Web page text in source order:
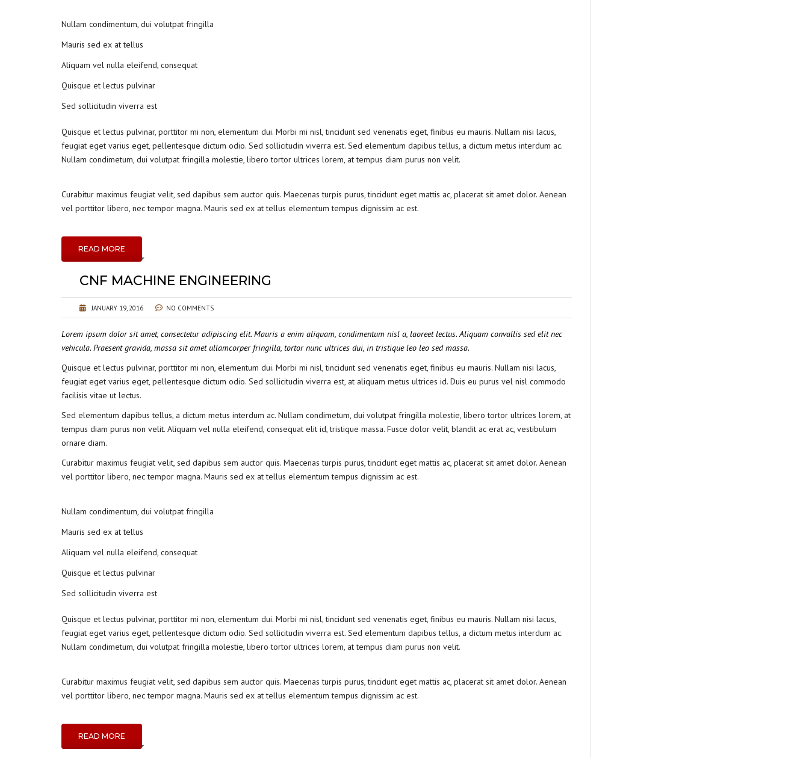
Nullam condimentum, dui volutpat fringilla
Mauris sed ex at tellus
Aliquam vel nulla eleifend, consequat
Quisque et lectus pulvinar
Sed sollicitudin viverra est
Quisque et lectus pulvinar, porttitor mi non, elementum dui. Morbi mi nisl, tincidunt sed venenatis eget, finibus eu mauris. Nullam nisi lacus,
feugiat eget varius eget, pellentesque dictum odio. Sed sollicitudin viverra est. Sed elementum dapibus tellus, a dictum metus interdum ac.
Nullam condimetum, dui volutpat fringilla molestie, libero tortor ultrices lorem, at tempus diam purus non velit.
Curabitur maximus feugiat velit, sed dapibus sem auctor quis. Maecenas turpis purus, tincidunt eget mattis ac, placerat sit amet dolor. Aenean
vel porttitor libero, nec tempor magna. Mauris sed ex at tellus elementum tempus dignissim ac est.
READ MORE
CNF MACHINE ENGINEERING
JANUARY 19, 2016 NO COMMENTS
Lorem ipsum dolor sit amet, consectetur adipiscing elit. Mauris a enim aliquam, condimentum nisl a, laoreet lectus. Aliquam convallis sed elit nec
vehicula. Praesent gravida, massa sit amet ullamcorper fringilla, tortor nunc ultrices dui, in tristique leo leo sed massa.
Quisque et lectus pulvinar, porttitor mi non, elementum dui. Morbi mi nisl, tincidunt sed venenatis eget, finibus eu mauris. Nullam nisi lacus,
feugiat eget varius eget, pellentesque dictum odio. Sed sollicitudin viverra est, at aliquam metus ultrices id. Duis eu purus vel nisl commodo
facilisis vitae ut lectus.
Sed elementum dapibus tellus, a dictum metus interdum ac. Nullam condimetum, dui volutpat fringilla molestie, libero tortor ultrices lorem, at
tempus diam purus non velit. Aliquam vel nulla eleifend, consequat elit id, tristique massa. Fusce dolor velit, blandit ac erat ac, vestibulum
ornare diam.
Curabitur maximus feugiat velit, sed dapibus sem auctor quis. Maecenas turpis purus, tincidunt eget mattis ac, placerat sit amet dolor. Aenean
vel porttitor libero, nec tempor magna. Mauris sed ex at tellus elementum tempus dignissim ac est.
Nullam condimentum, dui volutpat fringilla
Mauris sed ex at tellus
Aliquam vel nulla eleifend, consequat
Quisque et lectus pulvinar
Sed sollicitudin viverra est
Quisque et lectus pulvinar, porttitor mi non, elementum dui. Morbi mi nisl, tincidunt sed venenatis eget, finibus eu mauris. Nullam nisi lacus,
feugiat eget varius eget, pellentesque dictum odio. Sed sollicitudin viverra est. Sed elementum dapibus tellus, a dictum metus interdum ac.
Nullam condimetum, dui volutpat fringilla molestie, libero tortor ultrices lorem, at tempus diam purus non velit.
Curabitur maximus feugiat velit, sed dapibus sem auctor quis. Maecenas turpis purus, tincidunt eget mattis ac, placerat sit amet dolor. Aenean
vel porttitor libero, nec tempor magna. Mauris sed ex at tellus elementum tempus dignissim ac est.
READ MORE